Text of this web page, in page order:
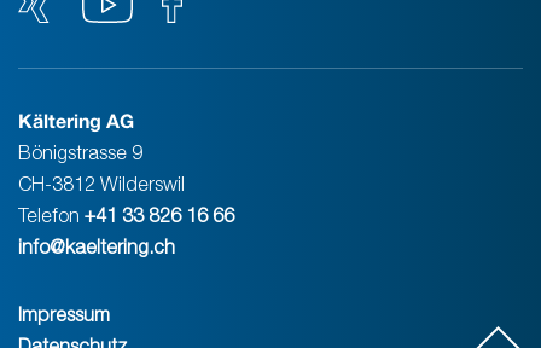
Kältering AG
Bönigstrasse 9
CH-3812 Wilderswil
Telefon +41 33 826 16 66
info@kaeltering.ch
Impressum